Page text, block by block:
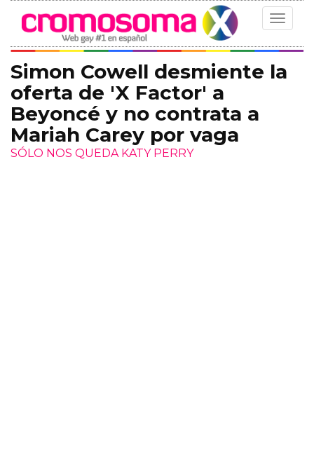
Toggle
Simon Cowell desmiente la
oferta de 'X Factor' a
Beyoncé y no contrata a
Mariah Carey por vaga
SÓLO NOS QUEDA KATY PERRY